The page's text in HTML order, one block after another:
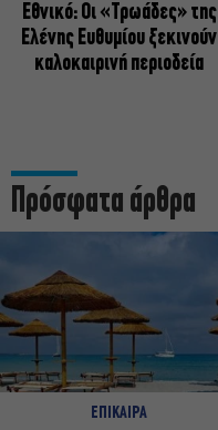
Εθνικό: Οι «Τρωάδες» της
Ελένης Ευθυμίου ξεκινούν
καλοκαιρινή περιοδεία
Πρόσφατα άρθρα
ΕΠΙΚΑΙΡΑ